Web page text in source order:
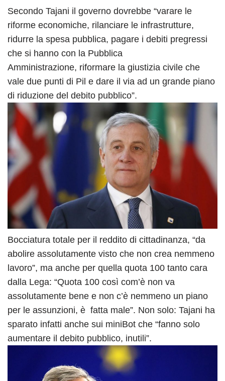
Secondo Tajani il governo dovrebbe “varare le
riforme economiche, rilanciare le infrastrutture,
ridurre la spesa pubblica, pagare i debiti pregressi
che si hanno con la Pubblica
Amministrazione, riformare la giustizia civile che
vale due punti di Pil e dare il via ad un grande piano
di riduzione del debito pubblico”.
Bocciatura totale per il reddito di cittadinanza, “da
abolire assolutamente visto che non crea nemmeno
lavoro”, ma anche per quella quota 100 tanto cara
dalla Lega: “Quota 100 così com’è non va
assolutamente bene e non c’è nemmeno un piano
per le assunzioni, è fatta male”. Non solo: Tajani ha
sparato infatti anche sui miniBot che “fanno solo
aumentare il debito pubblico, inutili”.